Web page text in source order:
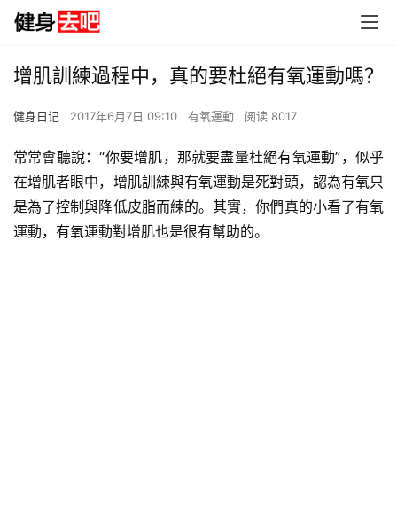
增肌訓練過程中，真的要杜絕有氧運動嗎？
健身日记 2017年6月7日 09:10 有氧運動 阅读 8017
常常會聽說：“你要增肌，那就要盡量杜絕有氧運動”，似乎
在增肌者眼中，增肌訓練與有氧運動是死對頭，認為有氧只
是為了控制與降低皮脂而練的。其實，你們真的小看了有氧
運動，有氧運動對增肌也是很有幫助的。